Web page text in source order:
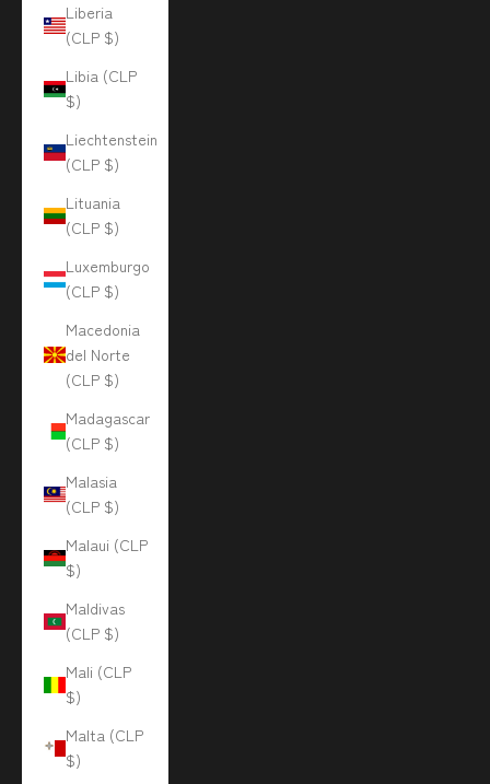
Liberia
(CLP $)
Libia (CLP
$)
Liechtenstein
(CLP $)
Lituania
(CLP $)
Luxemburgo
(CLP $)
Macedonia
del Norte
(CLP $)
Madagascar
(CLP $)
Malasia
(CLP $)
Malaui (CLP
$)
Maldivas
(CLP $)
Mali (CLP
$)
Malta (CLP
$)